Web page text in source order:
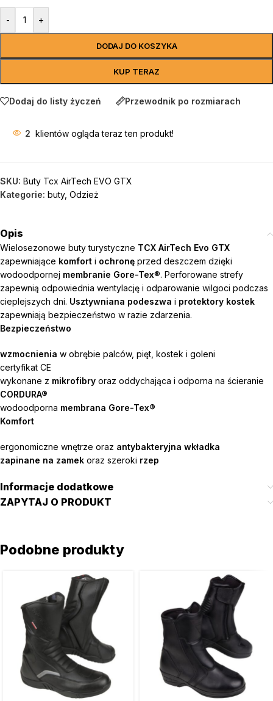
- +
DODAJ DO KOSZYKA
KUP TERAZ
Dodaj do listy życzeń Przewodnik po rozmiarach
2 klientów ogląda teraz ten produkt!
SKU: Buty Tcx AirTech EVO GTX
Kategorie: buty, Odzież
Opis
Wielosezonowe buty turystyczne TCX AirTech Evo GTX
zapewniające komfort i ochronę przed deszczem dzięki
wodoodpornej membranie Gore-Tex®. Perforowane strefy
zapewnią odpowiednia wentylację i odparowanie wilgoci podczas
cieplejszych dni. Usztywniana podeszwa i protektory kostek
zapewniają bezpieczeństwo w razie zdarzenia.
Bezpieczeństwo
wzmocnienia w obrębie palców, pięt, kostek i goleni
certyfikat CE
wykonane z mikrofibry oraz oddychająca i odporna na ścieranie
CORDURA®
wodoodporna membrana Gore-Tex®
Komfort
ergonomiczne wnętrze oraz antybakteryjna wkładka
zapinane na zamek oraz szeroki rzep
Informacje dodatkowe
ZAPYTAJ O PRODUKT
Podobne produkty